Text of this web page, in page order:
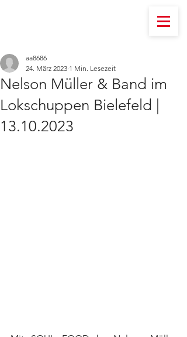
Nelson Müller & Band im
Lokschuppen Bielefeld |
13.10.2023
aa8686
24. März 2023 1 Min. Lesezeit